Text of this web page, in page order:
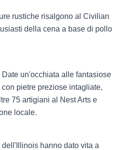
rustiche risalgono al Civilian
della cena a base di pollo
un'occhiata alle fantasiose
pietre preziose intagliate,
75 artigiani al Nest Arts e
locale.
hanno dato vita a